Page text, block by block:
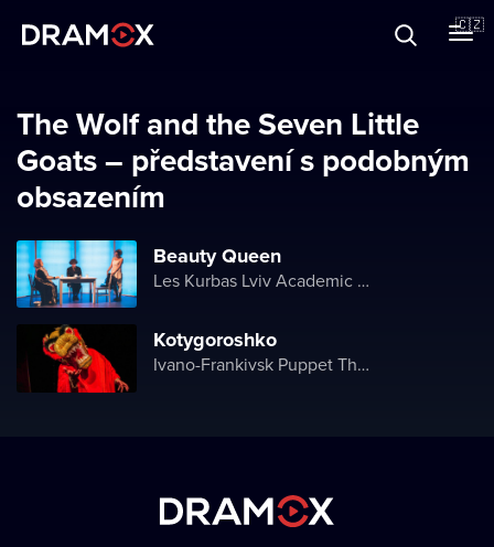
🇨🇿
The Wolf and the Seven Little
Goats – představení s podobným
obsazením
Beauty Queen
Les Kurbas Lviv Academic Youth Theater
Kotygoroshko
Ivano-Frankivsk Puppet Theater